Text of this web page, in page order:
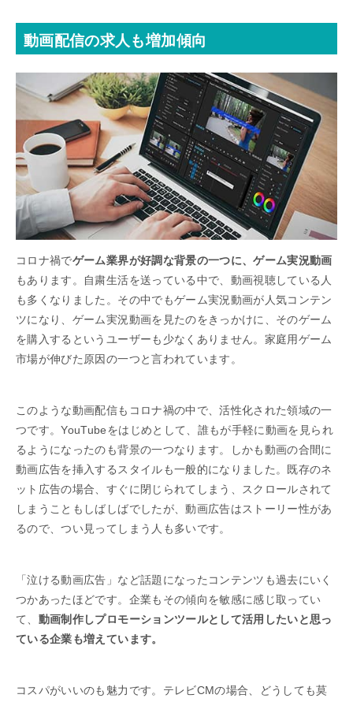
動画配信の求人も増加傾向
コロナ禍でゲーム業界が好調な背景の一つに、ゲーム実況動画
もあります。自粛生活を送っている中で、動画視聴している人
も多くなりました。その中でもゲーム実況動画が人気コンテン
ツになり、ゲーム実況動画を見たのをきっかけに、そのゲーム
を購入するというユーザーも少なくありません。家庭用ゲーム
市場が伸びた原因の一つと言われています。
このような動画配信もコロナ禍の中で、活性化された領域の一
つです。YouTubeをはじめとして、誰もが手軽に動画を見られ
るようになったのも背景の一つなります。しかも動画の合間に
動画広告を挿入するスタイルも一般的になりました。既存のネ
ット広告の場合、すぐに閉じられてしまう、スクロールされて
しまうこともしばしばでしたが、動画広告はストーリー性があ
るので、つい見ってしまう人も多いです。
「泣ける動画広告」など話題になったコンテンツも過去にいく
つかあったほどです。企業もその傾向を敏感に感じ取ってい
て、 動画制作しプロモーションツールとして活用したいと思っ
ている企業も増えています。
コスパがいいのも魅力です。テレビCMの場合、どうしても莫